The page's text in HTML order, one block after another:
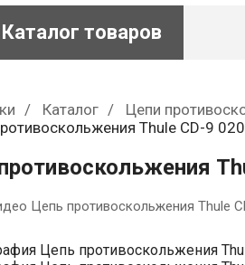
Каталог товаров
Каталог Цепи
Thule CD-9
Цепь противоскольжения Thule